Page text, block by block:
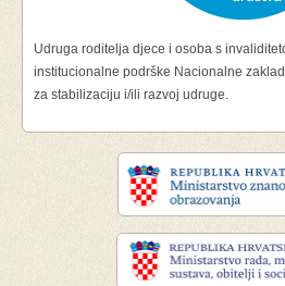
Udruga roditelja djece i osoba s
institucionalne podrške Nacionalne
za stabilizaciju i/ili razvoj udruge.